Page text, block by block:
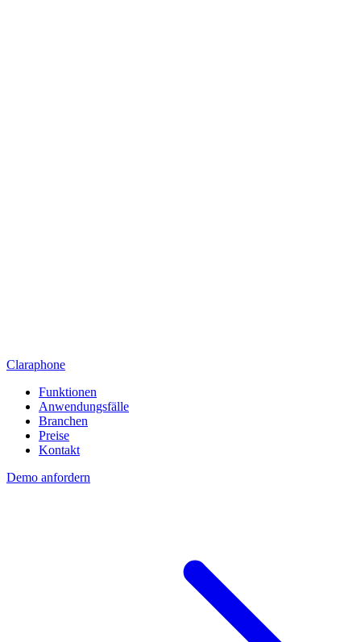
Claraphone
Funktionen
Anwendungsfälle
Branchen
Preise
Kontakt
Demo anfordern